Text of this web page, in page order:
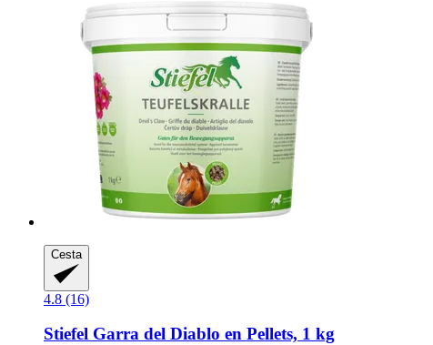
Cesta
4.8 (16)
Stiefel Garra del Diablo en Pellets, 1 kg